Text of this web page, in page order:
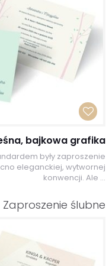
bajkowa grafika
były zaproszenie
eleganckiej, wytwornej
konwencji. Ale ...
Zaproszenie ślubne